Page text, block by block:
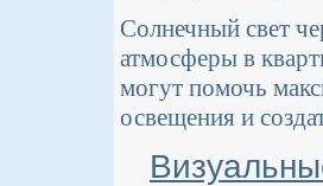
Солнечный свет
атмосферы в
могут помочь
освещения и